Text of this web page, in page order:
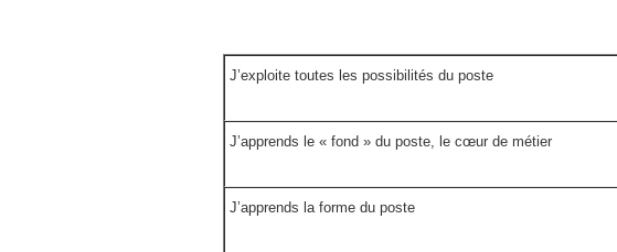
J’exploite toutes les possibilités du poste
J’apprends le « fond » du poste, le cœur de métier
J’apprends la forme du poste